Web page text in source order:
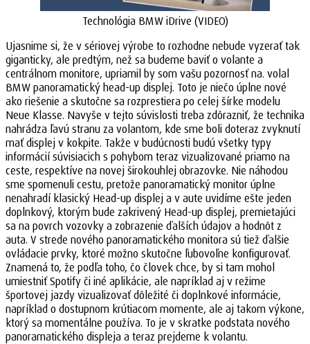
Technológia BMW iDrive (VIDEO)
Ujasnime si, že v sériovej výrobe to rozhodne nebude vyzerať tak
giganticky, ale predtým, než sa budeme baviť o volante a
centrálnom monitore, upriamil by som vašu pozornosť na. volal
BMW panoramatický head-up displej. Toto je niečo úplne nové
ako riešenie a skutočne sa rozprestiera po celej šírke modelu
Neue Klasse. Navyše v tejto súvislosti treba zdôrazniť, že technika
nahrádza ľavú stranu za volantom, kde sme boli doteraz zvyknutí
mať displej v kokpite. Takže v budúcnosti budú všetky typy
informácií súvisiacich s pohybom teraz vizualizované priamo na
ceste, respektíve na novej širokouhlej obrazovke. Nie náhodou
sme spomenuli cestu, pretože panoramatický monitor úplne
nenahradí klasický Head-up displej a v aute uvidíme ešte jeden
doplnkový, ktorým bude zakrivený Head-up displej, premietajúci
sa na povrch vozovky a zobrazenie ďalších údajov a hodnôt z
auta. V strede nového panoramatického monitora sú tiež ďalšie
ovládacie prvky, ktoré možno skutočne ľubovoľne konfigurovať.
Znamená to, že podľa toho, čo človek chce, by si tam mohol
umiestniť Spotify či iné aplikácie, ale napríklad aj v režime
športovej jazdy vizualizovať dôležité či doplnkové informácie,
napríklad o dostupnom krútiacom momente, ale aj takom výkone,
ktorý sa momentálne používa. To je v skratke podstata nového
panoramatického displeja a teraz prejdeme k volantu.